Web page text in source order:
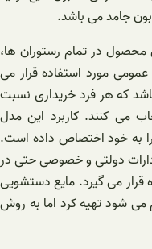
جامد می باشد.
محصول در تمام رستوران ها،
مورد استفاده قرار می
که هر فرد خریداری نسبت
می کنند. کاربرد این مدل
به خود اختصاص داده است.
دولتی و خصوصی حتی در
قرار می گیرد. مایع دستشویی
شود تهیه کرد اما به روش